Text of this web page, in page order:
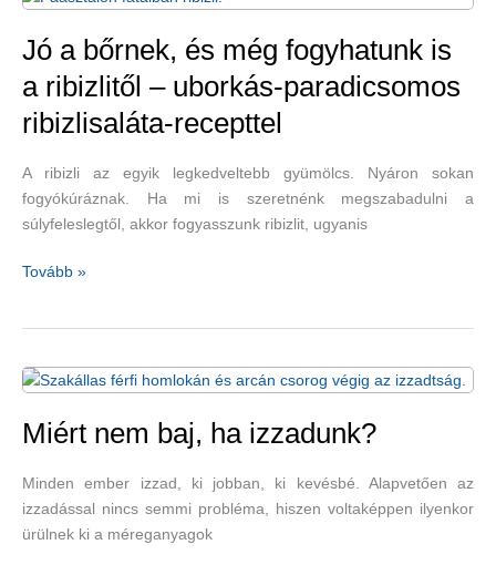
zöld
leveles
–
fokhagymás-
salátaleves
és
kurkumás-
spenótleves
Jó a bőrnek, és még fogyhatunk is
a ribizlitől – uborkás-paradicsomos
ribizlisaláta-recepttel
A ribizli az egyik legkedveltebb gyümölcs. Nyáron sokan
fogyókúráznak. Ha mi is szeretnénk megszabadulni a
súlyfeleslegtől, akkor fogyasszunk ribizlit, ugyanis
Jó
még
fogyhatunk
is
ribizlitől
–
uborkás-
Tovább »
Miért nem baj, ha izzadunk?
Minden ember izzad, ki jobban, ki kevésbé. Alapvetően az
izzadással nincs semmi probléma, hiszen voltaképpen ilyenkor
ürülnek ki a méreganyagok